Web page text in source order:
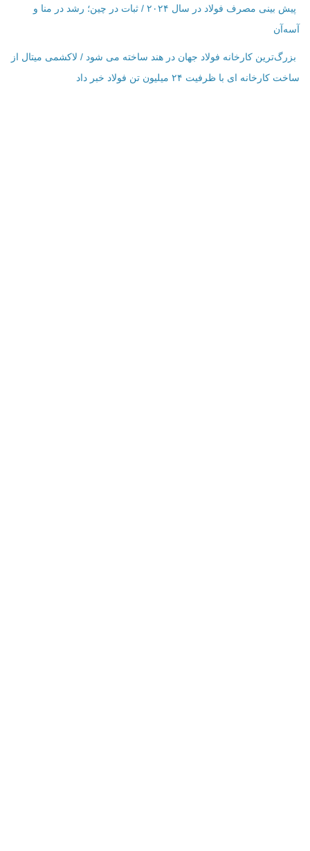
پیش بینی مصرف فولاد در سال ۲۰۲۴ / ثبات در چین؛ رشد در منا و
آسه‌آن
بزرگ‌ترین کارخانه فولاد جهان در هند ساخته می شود / لاکشمی میتال از
ساخت کارخانه ای با ظرفیت ۲۴ میلیون تن فولاد خبر داد